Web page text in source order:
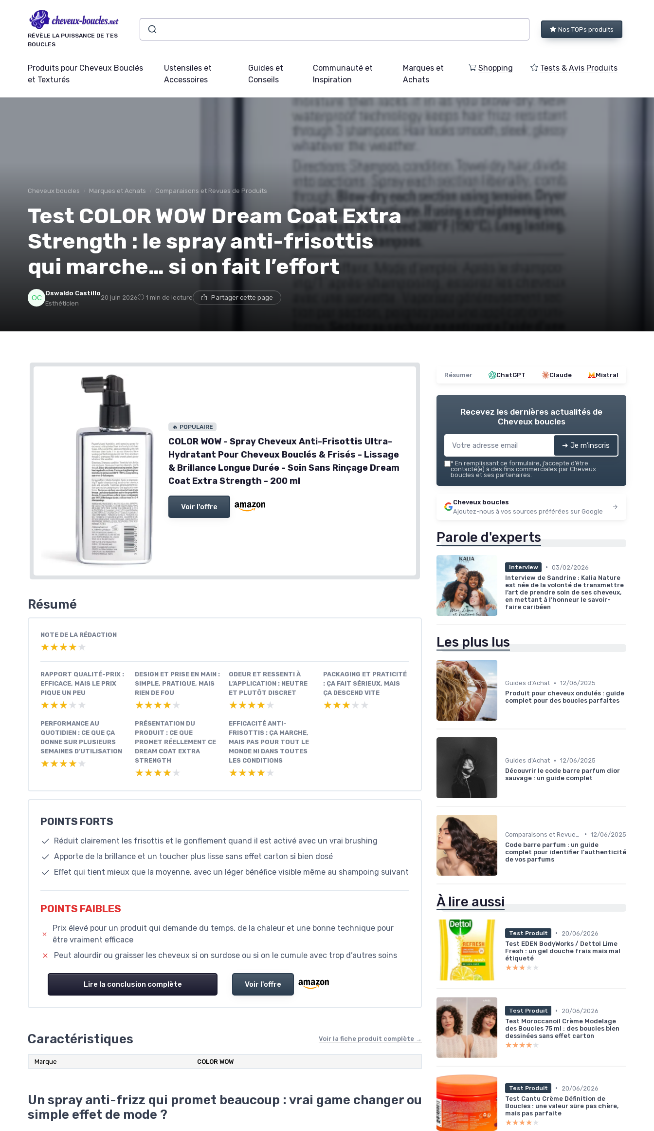
RÉVÈLE LA PUISSANCE DE TES
BOUCLES
Nos TOPs produits
Produits pour Cheveux Bouclés
et Texturés
Ustensiles et
Accessoires
Guides et
Conseils
Communauté et
Inspiration
Marques et
Achats
Shopping Tests & Avis Produits
Cheveux boucles Marques et Achats Comparaisons et Revues de Produits
Test COLOR WOW Dream Coat Extra
Strength : le spray anti-frisottis
qui marche… si on fait l’effort
Oswaldo Castillo
Esthéticien
20 juin 2026 1 min de lecture Partager cette page
🔥 POPULAIRE
COLOR WOW - Spray Cheveux Anti-Frisottis Ultra-
Hydratant Pour Cheveux Bouclés & Frisés - Lissage
& Brillance Longue Durée - Soin Sans Rinçage Dream
Coat Extra Strength - 200 ml
Voir l'offre
Résumé
NOTE DE LA RÉDACTION
★★★★★
★★★★★
RAPPORT QUALITÉ-PRIX :
EFFICACE, MAIS LE PRIX
PIQUE UN PEU
★★★★★
★★★★★
DESIGN ET PRISE EN MAIN :
SIMPLE, PRATIQUE, MAIS
RIEN DE FOU
★★★★★
★★★★★
ODEUR ET RESSENTI À
L’APPLICATION : NEUTRE
ET PLUTÔT DISCRET
★★★★★
★★★★★
PACKAGING ET PRATICITÉ
: ÇA FAIT SÉRIEUX, MAIS
ÇA DESCEND VITE
★★★★★
★★★★★
PERFORMANCE AU
QUOTIDIEN : CE QUE ÇA
DONNE SUR PLUSIEURS
SEMAINES D’UTILISATION
★★★★★
★★★★★
PRÉSENTATION DU
PRODUIT : CE QUE
PROMET RÉELLEMENT CE
DREAM COAT EXTRA
STRENGTH
★★★★★
★★★★★
EFFICACITÉ ANTI-
FRISOTTIS : ÇA MARCHE,
MAIS PAS POUR TOUT LE
MONDE NI DANS TOUTES
LES CONDITIONS
★★★★★
★★★★★
POINTS FORTS
Réduit clairement les frisottis et le gonflement quand il est activé avec un vrai brushing
Apporte de la brillance et un toucher plus lisse sans effet carton si bien dosé
Effet qui tient mieux que la moyenne, avec un léger bénéfice visible même au shampoing suivant
POINTS FAIBLES
Prix élevé pour un produit qui demande du temps, de la chaleur et une bonne technique pour
être vraiment efficace
Peut alourdir ou graisser les cheveux si on surdose ou si on le cumule avec trop d’autres soins
Lire la conclusion complète Voir l'offre
Caractéristiques Voir la fiche produit complète →
Marque COLOR WOW
Un spray anti-frizz qui promet beaucoup : vrai game changer ou
simple effet de mode ?
Résumer ChatGPT Claude Mistral
Recevez les dernières actualités de
Cheveux boucles
➔ Je m'inscris
* En remplissant ce formulaire, j’accepte d’être
contacté(e) à des fins commerciales par Cheveux
boucles et ses partenaires.
Cheveux boucles
Ajoutez-nous à vos sources préférées sur Google
Parole d'experts
Interview • 03/02/2026
Interview de Sandrine : Kalia Nature
est née de la volonté de transmettre
l’art de prendre soin de ses cheveux,
en mettant à l’honneur le savoir-
faire caribéen
Les plus lus
Guides d'Achat • 12/06/2025
Produit pour cheveux ondulés : guide
complet pour des boucles parfaites
Guides d'Achat • 12/06/2025
Découvrir le code barre parfum dior
sauvage : un guide complet
• 12/06/2025
Code barre parfum : un guide
complet pour identifier l'authenticité
de vos parfums
À lire aussi
Test Produit •
20/06/2026
Test EDEN BodyWorks / Dettol Lime
Fresh : un gel douche frais mais mal
étiqueté
★★★★★
★★★★★
Test Produit •
20/06/2026
Test Moroccanoil Crème Modelage
des Boucles 75 ml : des boucles bien
dessinées sans effet carton
★★★★★
★★★★★
Test Produit •
20/06/2026
Test Cantu Crème Définition de
Boucles : une valeur sûre pas chère,
mais pas parfaite
★★★★★
★★★★★